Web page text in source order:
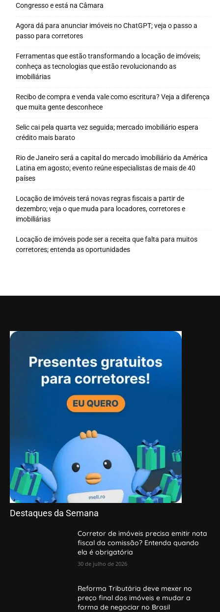
Congresso e está na Câmara
Agora dá para anunciar imóveis no ChatGPT; veja o passo a
passo para corretores
Ferramentas que estão transformando a locação de imóveis;
conheça as tecnologias que estão revolucionando as
imobiliárias
Recibo de compra e venda vale como escritura? Veja a diferença
que muita gente desconhece
Selic cai pela quarta vez seguida; mercado imobiliário espera
crédito mais barato
Rio de Janeiro será a capital do mercado imobiliário da América
Latina em agosto; evento reúne especialistas de mais de 40
países
Locação de imóveis terá novas regras fiscais a partir de
dezembro; veja o que muda para locadores, corretores e
imobiliárias
Locação de imóveis pode ser a receita que falta para muitos
corretores; entenda as oportunidades
Destaques da Semana
Corretor de imóveis precisa emitir nota
fiscal da comissão? Entenda quando
ela é obrigatória
30 de julho de 2026
Reforma Tributária deve mexer no
preço final dos imóveis e mudar a
forma de negociar no Brasil